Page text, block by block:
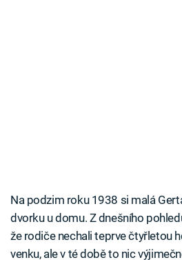
Na podzim roku 1938 si malá
dvorku u domu. Z dnešního
že rodiče nechali teprve čtyřletou
venku, ale v té době to nic